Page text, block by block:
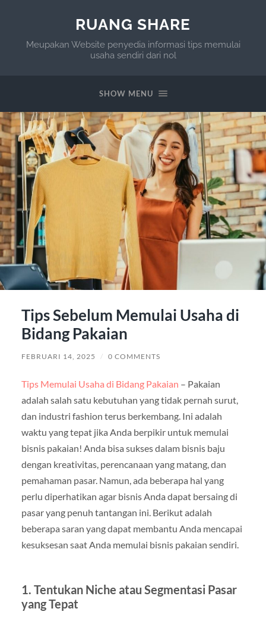
RUANG SHARE
Meupakan Website penyedia informasi tips memulai
usaha sendiri dari nol
SHOW MENU
Tips Sebelum Memulai Usaha di
Bidang Pakaian
FEBRUARI 14, 2025 / 0 COMMENTS
Tips Memulai Usaha di Bidang Pakaian – Pakaian
adalah salah satu kebutuhan yang tidak pernah surut,
dan industri fashion terus berkembang. Ini adalah
waktu yang tepat jika Anda berpikir untuk memulai
bisnis pakaian! Anda bisa sukses dalam bisnis baju
dengan kreativitas, perencanaan yang matang, dan
pemahaman pasar. Namun, ada beberapa hal yang
perlu diperhatikan agar bisnis Anda dapat bersaing di
pasar yang penuh tantangan ini. Berikut adalah
beberapa saran yang dapat membantu Anda mencapai
kesuksesan saat Anda memulai bisnis pakaian sendiri.
1. Tentukan Niche atau Segmentasi Pasar
yang Tepat